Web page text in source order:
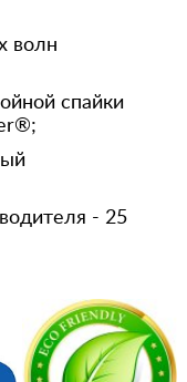
волн
спайки
- 25